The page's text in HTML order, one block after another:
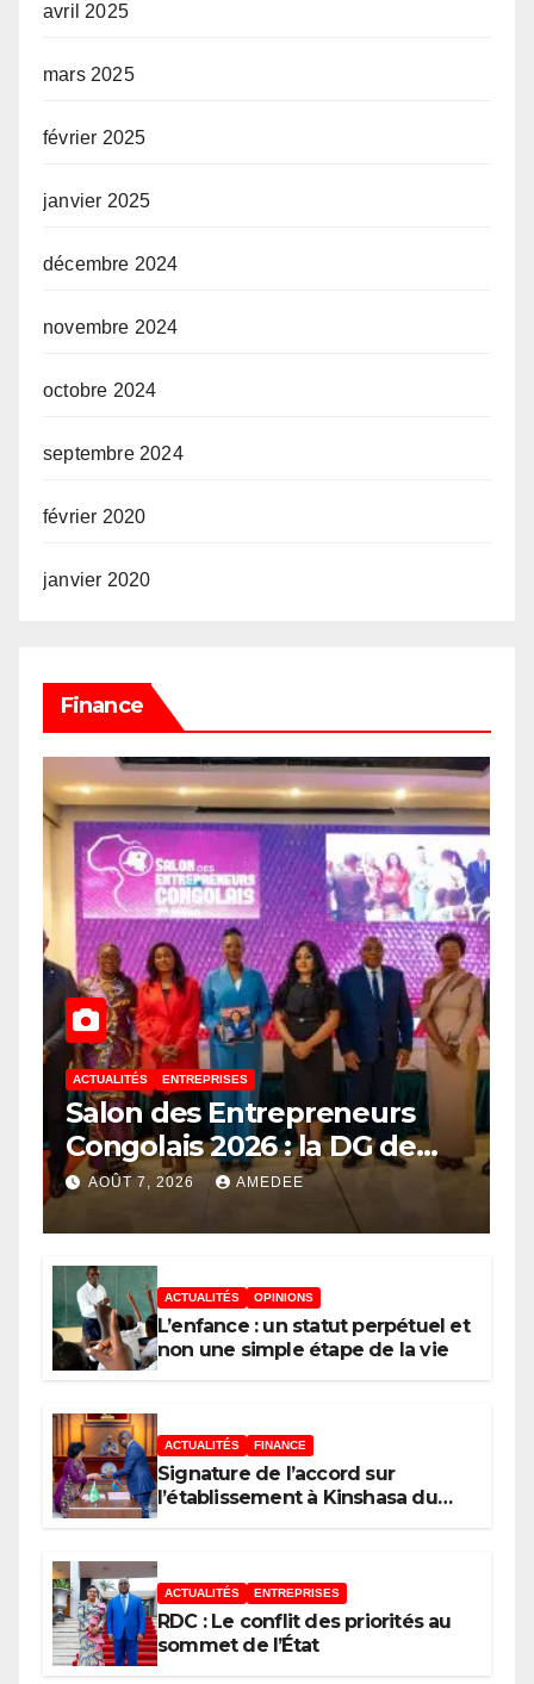
avril 2025
mars 2025
février 2025
janvier 2025
décembre 2024
novembre 2024
octobre 2024
septembre 2024
février 2020
janvier 2020
Finance
ACTUALITÉS ENTREPRISES
Salon des Entrepreneurs
Congolais 2026 : la DG de
l’ANAPI Rachel PUNGU
mobilise les investisseurs
RDC, destination phare de
l’investissement en Afrique
AOÛT 7, 2026 AMEDEE
ACTUALITÉS OPINIONS
L’enfance : un statut perpétuel et
non une simple étape de la vie
ACTUALITÉS FINANCE
Signature de l’accord sur
l’établissement à Kinshasa du
pour le développement de
l’Afrique (AUDA-NEPAD)
ACTUALITÉS ENTREPRISES
RDC : Le conflit des priorités au
sommet de l’État